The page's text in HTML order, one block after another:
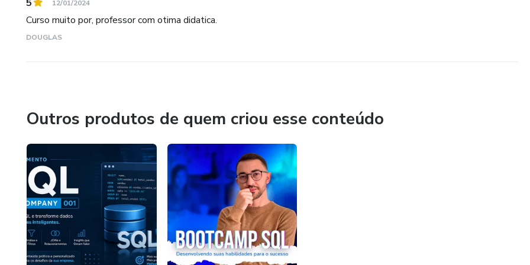
5 12/01/2024
Curso muito por, professor com otima didatica.
DOUGLAS
Outros produtos de quem criou esse conteúdo